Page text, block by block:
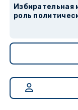
Избирательная
роль